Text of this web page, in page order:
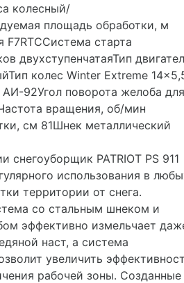
колесный/
площадь обработки, м
F7RTCСистема старта
двухступенчатаяТип
колес Winter Extreme
АИ-92Угол поворота желоба для
вращения, об/мин
см 81Шнек металлический
снегоуборщик PATRIOT PS 911
использования в
территории от снега.
со стальным шнеком и
эффективно измельчает
наст, а система
увеличить
рабочей зоны. Созданные